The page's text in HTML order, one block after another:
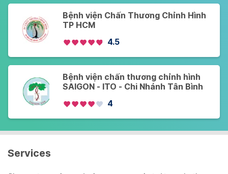
Bệnh viện Chấn Thương Chỉnh Hình
TP HCM
4.5
Bệnh viện chấn thương chỉnh hình
SAIGON - ITO - Chi Nhánh Tân Bình
4
Services